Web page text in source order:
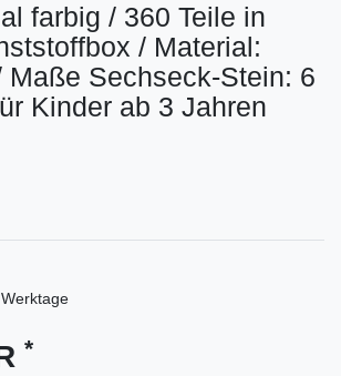
farbig / 360 Teile in
/ Material:
Maße Sechseck-Stein: 6
Kinder ab 3 Jahren
*